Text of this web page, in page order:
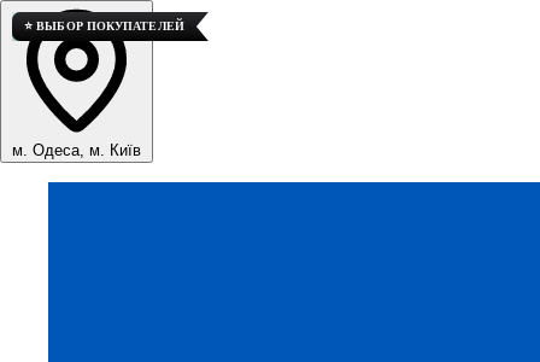
м. Одеса, м. Київ
🚀 ТОП ПРОДАЖ
💎 ВЫСОКОЕ КАЧЕСТВО
⭐ ВЫБОР ПОКУПАТЕЛЕЙ